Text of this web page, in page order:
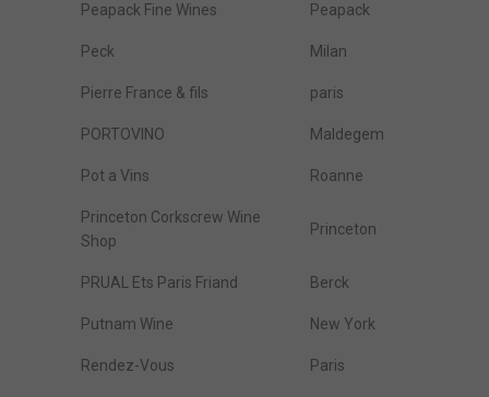
Peapack Fine Wines Peapack
Peck Milan
Pierre France & fils paris
PORTOVINO Maldegem
Pot a Vins Roanne
Princeton Corkscrew Wine
Shop
Princeton
PRUAL Ets Paris Friand Berck
Putnam Wine New York
Rendez-Vous Paris